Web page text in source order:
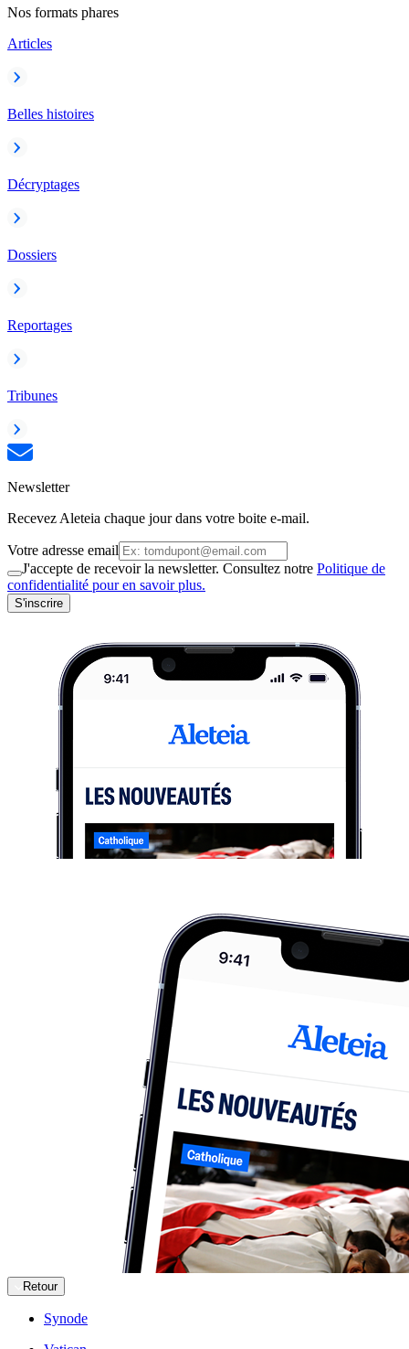
Nos formats phares
Articles
Belles histoires
Décryptages
Dossiers
Reportages
Tribunes
Newsletter
Recevez Aleteia chaque jour dans votre boite e-mail.
Votre adresse email
J'accepte de recevoir la newsletter. Consultez notre Politique de
confidentialité pour en savoir plus.
S'inscrire
Retour
Synode